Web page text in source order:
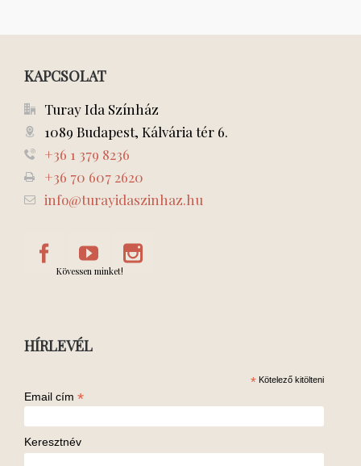
KAPCSOLAT
Turay Ida Színház
1089 Budapest, Kálvária tér 6.
+36 1 379 8236
+36 70 607 2620
info@turayidaszinhaz.hu
Kövessen minket!
HÍRLEVÉL
* Kötelező kitölteni
Email cím *
Keresztnév